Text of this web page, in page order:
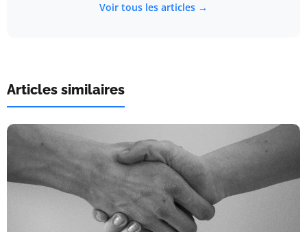
Voir tous les articles →
Articles similaires